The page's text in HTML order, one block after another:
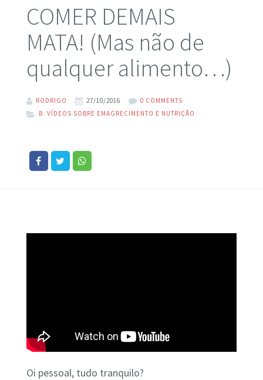
COMER DEMAIS
MATA! (Mas não de
qualquer alimento…)
RODRIGO 27/10/2016
0 COMMENTS
B. VÍDEOS SOBRE EMAGRECIMENTO E NUTRIÇÃO
Oi pessoal, tudo tranquilo?